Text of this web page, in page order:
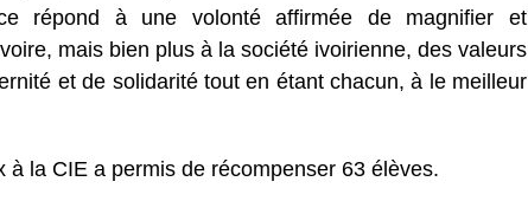
répond à une volonté affirmée de magnifier et
mais bien plus à la société ivoirienne, des valeurs
et de solidarité tout en étant chacun, à le meilleur
la CIE a permis de récompenser 63 élèves.